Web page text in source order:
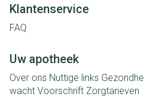
Klantenservice
FAQ
Uw apotheek
Over ons Nuttige links
wacht Voorschrift Zorgtarieven